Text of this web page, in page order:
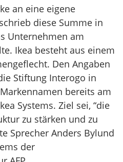
an eine eigene
diese Summe in
Unternehmen am
Ikea besteht aus einem
Den Angaben
Stiftung Interogo in
bereits am
Systems. Ziel sei, “die
zu stärken und zu
Sprecher Anders Bylund
der